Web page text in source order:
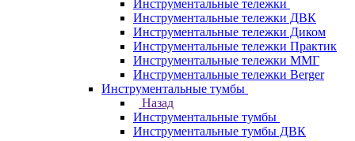
Инструментальные тележки
Инструментальные тележки ДВК
Инструментальные тележки Диком
Инструментальные тележки Практик
Инструментальные тележки ММГ
Инструментальные тележки Berger
Инструментальные тумбы
Назад
Инструментальные тумбы
Инструментальные тумбы ДВК